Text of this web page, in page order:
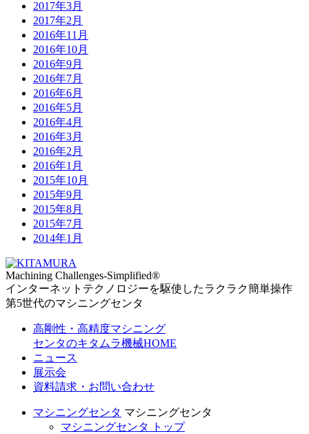
2017年3月
2017年2月
2016年11月
2016年10月
2016年9月
2016年7月
2016年6月
2016年5月
2016年4月
2016年3月
2016年2月
2016年1月
2015年10月
2015年9月
2015年8月
2015年7月
2014年1月
Machining Challenges-Simplified®
インターネットテクノロジーを駆使したラクラク簡単操作
第5世代のマシニングセンタ
高剛性・高精度マシニング
センタのキタムラ機械HOME
ニュース
展示会
資料請求・お問い合わせ
マシニングセンタ マシニングセンタ
マシニングセンタ トップ